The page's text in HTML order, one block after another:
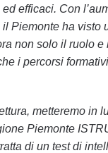
efficaci. Con
Piemonte ha visto
non solo il ruolo
i percorsi
metteremo in
Piemonte
di un test di